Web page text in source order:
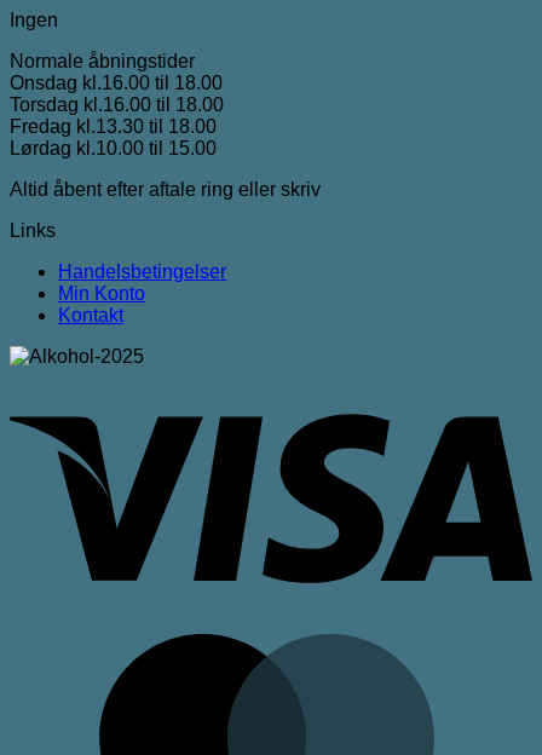
Ingen
Normale åbningstider
Onsdag kl.16.00 til 18.00
Torsdag kl.16.00 til 18.00
Fredag kl.13.30 til 18.00
Lørdag kl.10.00 til 15.00
Altid åbent efter aftale ring eller skriv
Links
Handelsbetingelser
Min Konto
Kontakt